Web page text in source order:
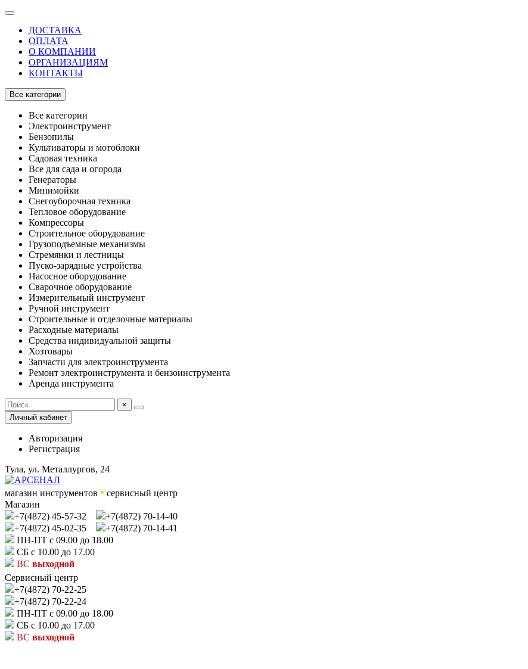
ДОСТАВКА
ОПЛАТА
О КОМПАНИИ
ОРГАНИЗАЦИЯМ
КОНТАКТЫ
Все категории
Все категории
Электроинструмент
Бензопилы
Культиваторы и мотоблоки
Садовая техника
Все для сада и огорода
Генераторы
Минимойки
Снегоуборочная техника
Тепловое оборудование
Компрессоры
Строительное оборудование
Грузоподъемные механизмы
Стремянки и лестницы
Пуско-зарядные устройства
Насосное оборудование
Сварочное оборудование
Измерительный инструмент
Ручной инструмент
Строительные и отделочные материалы
Расходные материалы
Средства индивидуальной защиты
Хозтовары
Запчасти для электроинструмента
Ремонт электроинструмента и бензоинструмента
Аренда инструмента
×
Личный кабинет
Авторизация
Регистрация
Тула, ул. Металлургов, 24
магазин инструментов • сервисный центр
Магазин
+7(4872) 45-57-32
+7(4872) 70-14-40
+7(4872) 45-02-35
+7(4872) 70-14-41
ПН-ПТ с 09.00 до 18.00
СБ с 10.00 до 17.00
ВС выходной
Сервисный центр
+7(4872) 70-22-25
+7(4872) 70-22-24
ПН-ПТ с 09.00 до 18.00
СБ с 10.00 до 17.00
ВС выходной